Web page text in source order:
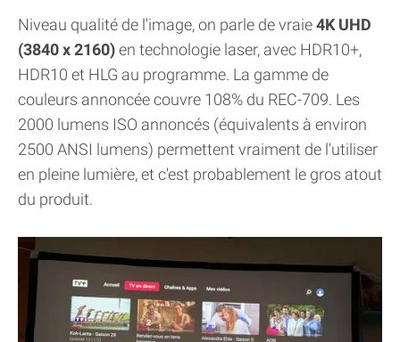
Niveau qualité de l'image, on parle de vraie4K UHD
(3840 x 2160)en technologie laser, avec HDR10+,
HDR10 et HLG au programme. La gamme de
couleurs annoncée couvre 108% du REC-709. Les
2000 lumens ISO annoncés (équivalents à environ
2500 ANSI lumens) permettent vraiment de l'utiliser
en pleine lumière, et c'est probablement le gros atout
du produit.